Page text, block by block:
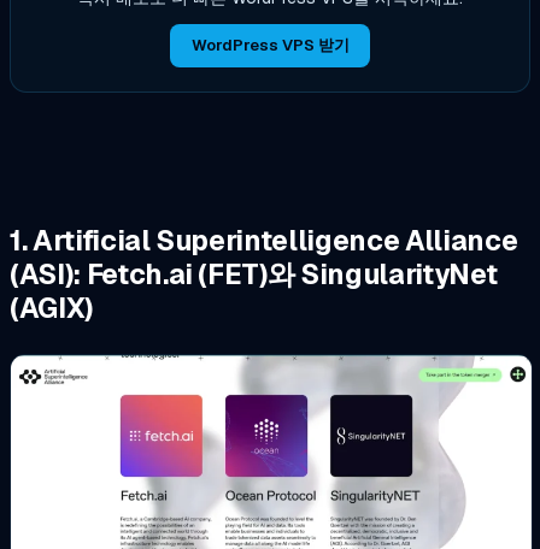
WordPress VPS 받기
1. Artificial Superintelligence Alliance
(ASI): Fetch.ai (FET)와 SingularityNet
(AGIX)